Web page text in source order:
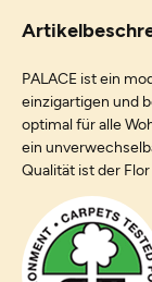
PALACE ist ein
einzigartigen und
optimal für alle
ein
Qualität ist der